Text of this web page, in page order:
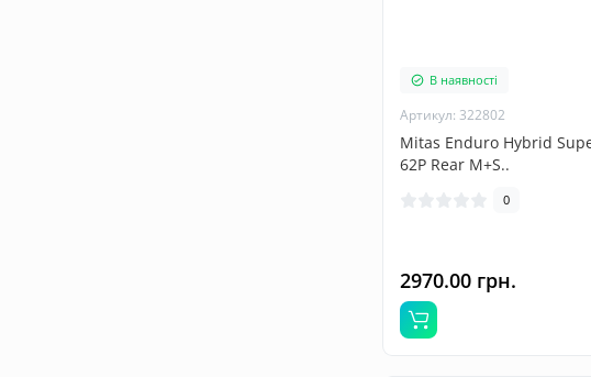
В наявності
Артикул: 322802
Mitas Enduro Hybrid
62P Rear M+S..
0
2970.00 грн.